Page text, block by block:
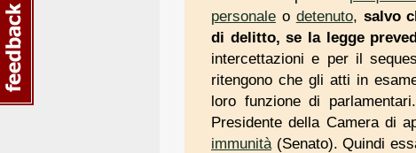
personale o detenuto, salvo
di delitto, se la legge
intercettazioni e per il
ritengono che gli atti in
loro funzione di
Presidente della Camera di
immunità (Senato). Quindi